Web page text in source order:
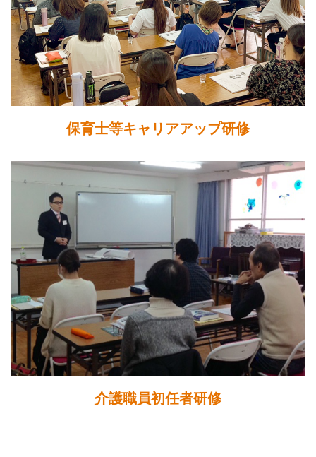
保育士等キャリアアップ研修
介護職員初任者研修